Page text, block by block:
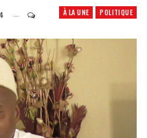
À LA UNE POLITIQUE